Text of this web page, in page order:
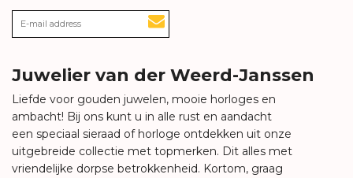
Juwelier van der Weerd-Janssen
Liefde voor gouden juwelen, mooie horloges en
ambacht! Bij ons kunt u in alle rust en aandacht
een speciaal sieraad of horloge ontdekken uit onze
uitgebreide collectie met topmerken. Dit alles met
vriendelijke dorpse betrokkenheid. Kortom, graag